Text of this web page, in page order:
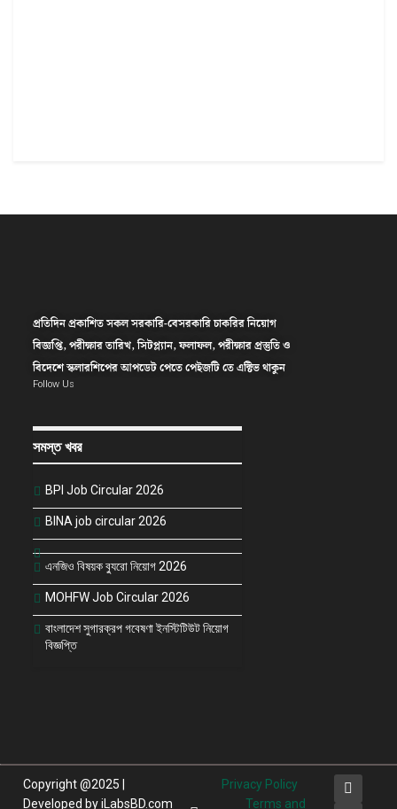
প্রতিদিন প্রকাশিত সকল সরকারি-বেসরকারি চাকরির নিয়োগ
বিজ্ঞপ্তি, পরীক্ষার তারিখ, সিটপ্ল্যান, ফলাফল, পরীক্ষার প্রস্তুতি ও
বিদেশে স্কলারশিপের আপডেট পেতে পেইজটি তে এক্টিভ থাকুন
Follow Us
সমস্ত খবর
BPI Job Circular 2026
BINA job circular 2026
এনজিও বিষয়ক ব্যুরো নিয়োগ 2026
MOHFW Job Circular 2026
বাংলাদেশ সুগারক্রপ গবেষণা ইনস্টিটিউট নিয়োগ
বিজ্ঞপ্তি
Copyright @2025 |
Developed by iLabsBD.com
Privacy Policy
Terms and